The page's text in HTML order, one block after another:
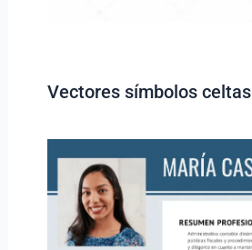
Vectores símbolos celtas